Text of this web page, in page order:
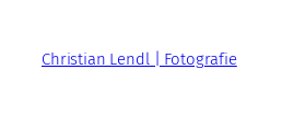
springenChristian Lendl | Fotografie